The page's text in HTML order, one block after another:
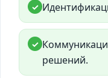
✓
✓
решений.